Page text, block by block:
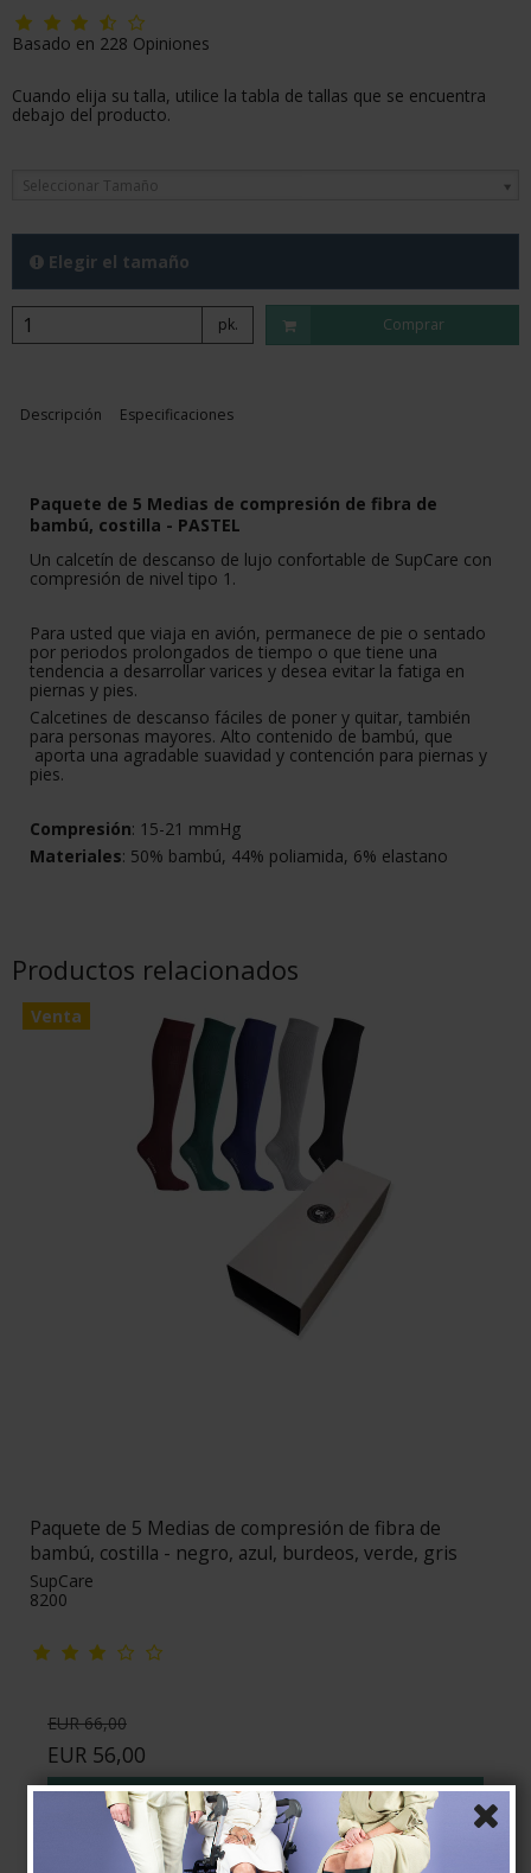
Basado en 228 Opiniones
Cuando elija su talla, utilice la tabla de tallas que se encuentra
debajo del producto.
Seleccionar Tamaño
Elegir el tamaño
pk. Comprar
Descripción Especificaciones
Paquete de 5 Medias de compresión de fibra de
bambú, costilla - PASTEL
Un calcetín de descanso de lujo confortable de SupCare con
compresión de nivel tipo 1.
Para usted que viaja en avión, permanece de pie o sentado
por periodos prolongados de tiempo o que tiene una
tendencia a desarrollar varices y desea evitar la fatiga en
piernas y pies.
Calcetines de descanso fáciles de poner y quitar, también
para personas mayores. Alto contenido de bambú, que
aporta una agradable suavidad y contención para piernas y
pies.
Compresión: 15-21 mmHg
Materiales: 50% bambú, 44% poliamida, 6% elastano
Productos relacionados
Venta
Paquete de 5 Medias de compresión de fibra de
bambú, costilla - negro, azul, burdeos, verde, gris
SupCare
8200
EUR 66,00
EUR 56,00
Mostrar producto